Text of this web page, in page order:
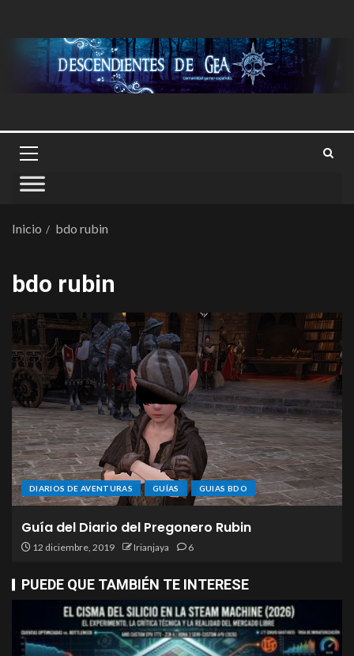
Inicio bdo rubin
bdo rubin
DIARIOS DE AVENTURAS GUÍAS GUIAS BDO
Guía del Diario del Pregonero Rubin
12 diciembre, 2019 Irianjaya 6
PUEDE QUE TAMBIÉN TE INTERESE